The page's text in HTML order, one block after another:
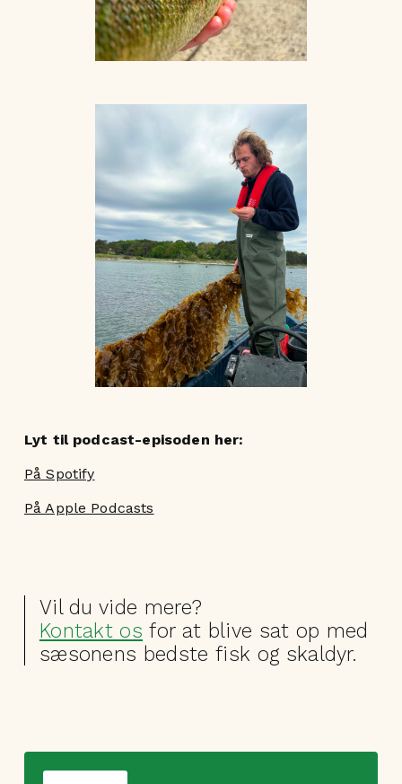
Lyt til podcast-episoden her:
På Spotify
På Apple Podcasts
Vil du vide mere?
Kontakt os for at blive sat op med
sæsonens bedste fisk og skaldyr.